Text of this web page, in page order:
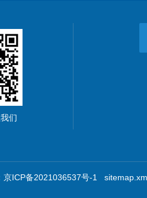
们
京ICP备2021036537号-1